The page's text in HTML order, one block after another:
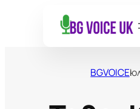
BGVOICE